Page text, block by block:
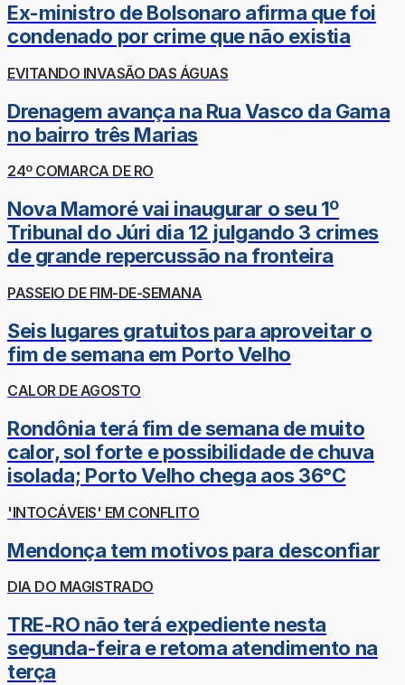
Ex-ministro de Bolsonaro afirma que foi
condenado por crime que não existia
EVITANDO INVASÃO DAS ÁGUAS
Drenagem avança na Rua Vasco da Gama
no bairro três Marias
24º COMARCA DE RO
Nova Mamoré vai inaugurar o seu 1º
Tribunal do Júri dia 12 julgando 3 crimes
de grande repercussão na fronteira
PASSEIO DE FIM-DE-SEMANA
Seis lugares gratuitos para aproveitar o
fim de semana em Porto Velho
CALOR DE AGOSTO
Rondônia terá fim de semana de muito
calor, sol forte e possibilidade de chuva
isolada; Porto Velho chega aos 36°C
'INTOCÁVEIS' EM CONFLITO
Mendonça tem motivos para desconfiar
DIA DO MAGISTRADO
TRE-RO não terá expediente nesta
segunda-feira e retoma atendimento na
terça